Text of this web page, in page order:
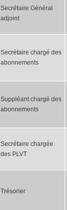
Secrétaire Général
adjoint
Secrétaire chargé des
abonnements
Suppléant chargé des
abonnements
Secrétaire chargée
des PLVT
Trésorier